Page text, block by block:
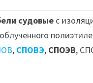
судовыес
облученного
, СПОВЭ, СПОЭВ,